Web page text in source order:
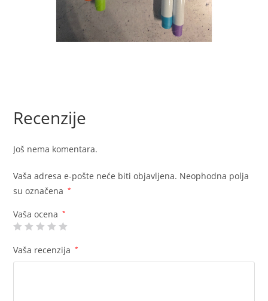
Recenzije
Još nema komentara.
Vaša adresa e-pošte neće biti objavljena. Neophodna polja
su označena
*
Vaša ocena *
Vaša recenzija *